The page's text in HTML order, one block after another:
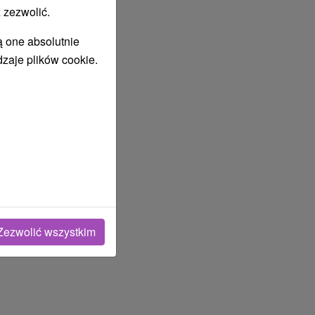
one absolutnie
plików cookie.
wszystkim